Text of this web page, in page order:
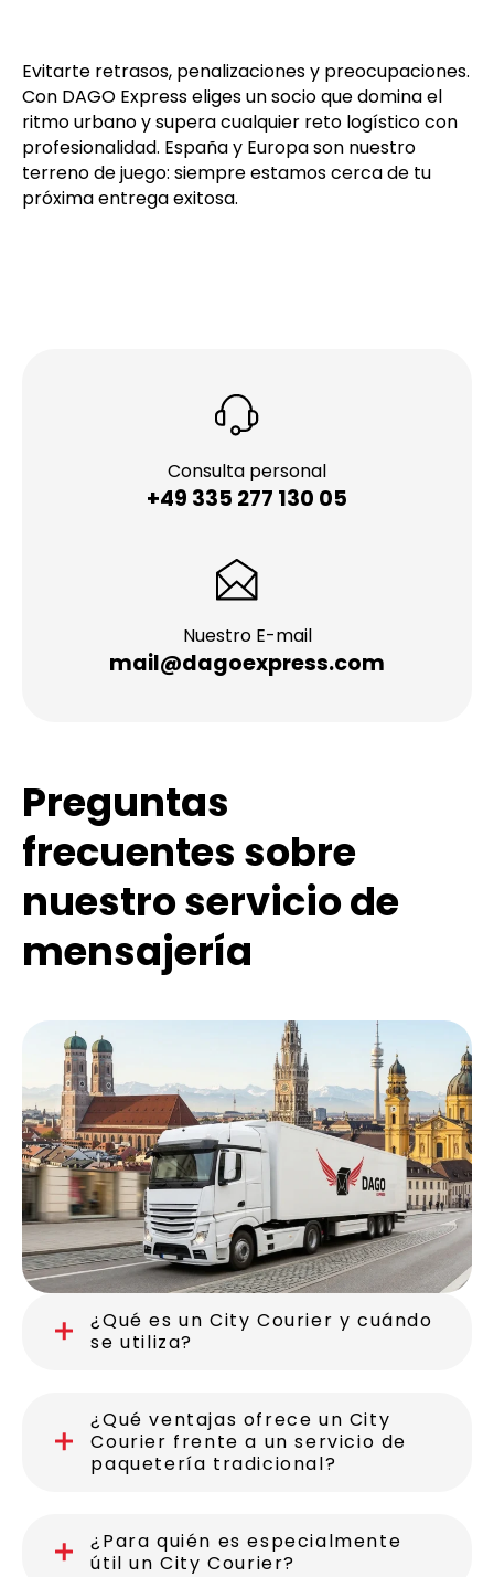
Evitarte retrasos, penalizaciones y preocupaciones.
Con DAGO Express eliges un socio que domina el
ritmo urbano y supera cualquier reto logístico con
profesionalidad. España y Europa son nuestro
terreno de juego: siempre estamos cerca de tu
próxima entrega exitosa.
Consulta personal
+49 335 277 130 05
Nuestro E-mail
mail@dagoexpress.com
Preguntas
frecuentes sobre
nuestro servicio de
mensajería
¿Qué es un City Courier y cuándo
se utiliza?
¿Qué ventajas ofrece un City
Courier frente a un servicio de
paquetería tradicional?
¿Para quién es especialmente
útil un City Courier?